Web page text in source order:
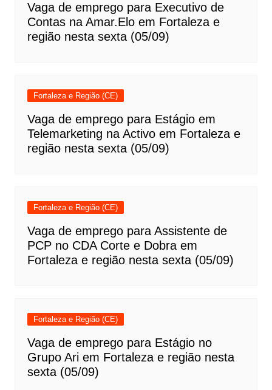
Vaga de emprego para Executivo de
Contas na Amar.Elo em Fortaleza e
região nesta sexta (05/09)
Fortaleza e Região (CE)
Vaga de emprego para Estágio em
Telemarketing na Activo em Fortaleza e
região nesta sexta (05/09)
Fortaleza e Região (CE)
Vaga de emprego para Assistente de
PCP no CDA Corte e Dobra em
Fortaleza e região nesta sexta (05/09)
Fortaleza e Região (CE)
Vaga de emprego para Estágio no
Grupo Ari em Fortaleza e região nesta
sexta (05/09)